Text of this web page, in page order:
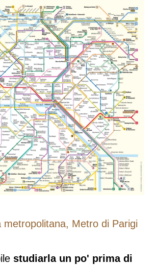
metropolitana, Metro di Parigi
studiarla un po' prima di